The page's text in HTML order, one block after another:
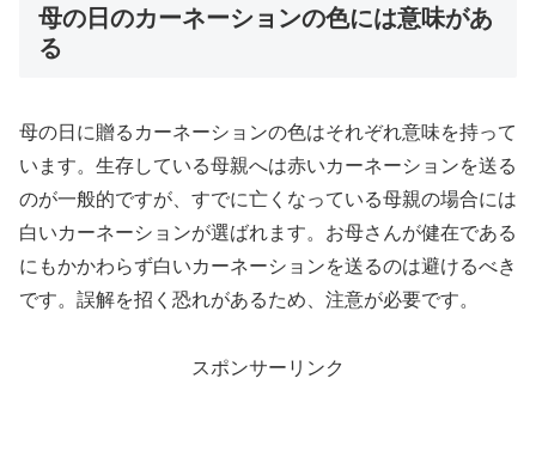
母の日のカーネーションの色には意味があ
る
母の日に贈るカーネーションの色はそれぞれ意味を持って
います。生存している母親へは赤いカーネーションを送る
のが一般的ですが、すでに亡くなっている母親の場合には
白いカーネーションが選ばれます。お母さんが健在である
にもかかわらず白いカーネーションを送るのは避けるべき
です。誤解を招く恐れがあるため、注意が必要です。
スポンサーリンク